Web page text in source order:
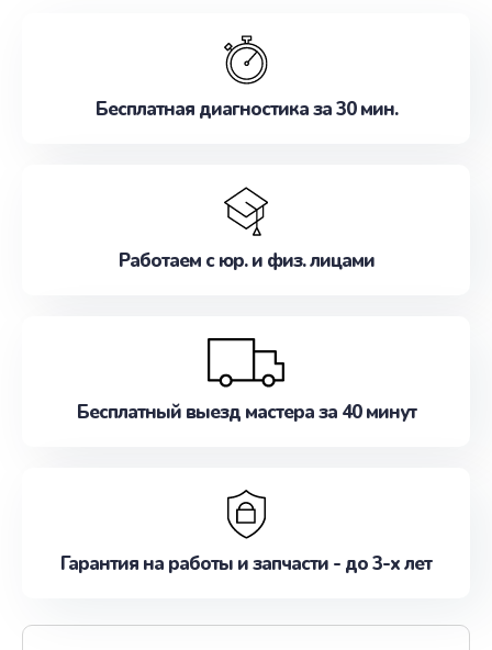
наилучшим образом. Не медлите записаться на
Бесплатная диагностика за 30 мин.
Работаем с юр. и физ. лицами
Бесплатный выезд мастера за 40 минут
Гарантия на работы и запчасти - до 3-х лет